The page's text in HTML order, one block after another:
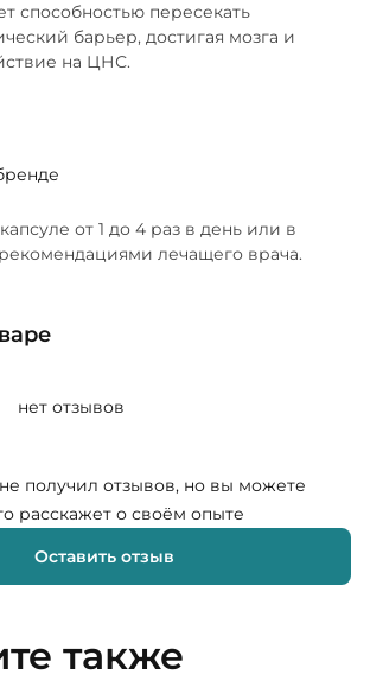
способностью пересекать
барьер, достигая мозга и
на ЦНС.
от 1 до 4 раз в день или в
лечащего врача.
нет отзывов
получил отзывов, но вы можете
расскажет о своём опыте
Оставить отзыв
также